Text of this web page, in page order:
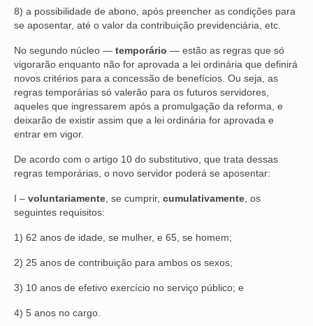
ANALISTAS JUDICIÁRIOS
LGBTQIA+
MULHERES
OFICIAIS DE JUSTIÇA
SOLIDARIEDADE
TÉCNICOS JUDICIÁRIOS
TECNOLOGIA DA INFORMAÇÃO
8) a possibilidade de abono, após preencher as condições para
se aposentar, até o valor da contribuição previdenciária, etc.
No segundo núcleo — temporário — estão as regras que só
vigorarão enquanto não for aprovada a lei ordinária que definirá
novos critérios para a concessão de benefícios. Ou seja, as
regras temporárias só valerão para os futuros servidores,
aqueles que ingressarem após a promulgação da reforma, e
deixarão de existir assim que a lei ordinária for aprovada e
entrar em vigor.
De acordo com o artigo 10 do substitutivo, que trata dessas
regras temporárias, o novo servidor poderá se aposentar:
I – voluntariamente , se cumprir, cumulativamente , os
seguintes requisitos:
1) 62 anos de idade, se mulher, e 65, se homem;
2) 25 anos de contribuição para ambos os sexos;
3) 10 anos de efetivo exercício no serviço público; e
4) 5 anos no cargo.